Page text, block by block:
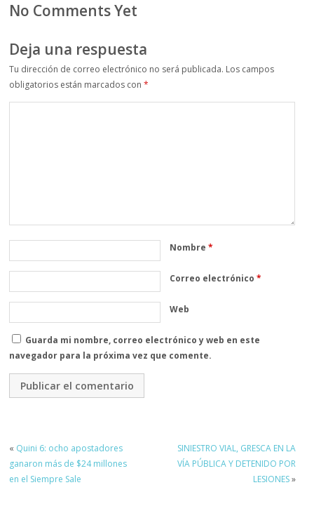
No Comments Yet
Deja una respuesta
Tu dirección de correo electrónico no será publicada. Los campos
obligatorios están marcados con*
Nombre*
Correo electrónico*
Web
Guarda mi nombre, correo electrónico y web en este
navegador para la próxima vez que comente.
« Quini 6: ocho apostadores
ganaron más de $24 millones
en el Siempre Sale
SINIESTRO VIAL, GRESCA EN LA
VÍA PÚBLICA Y DETENIDO POR
LESIONES»